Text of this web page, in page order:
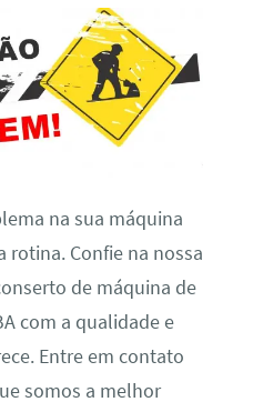
na sua máquina
rotina. Confie na nossa
de máquina de
com a qualidade e
Entre em contato
somos a melhor